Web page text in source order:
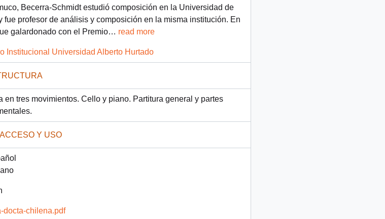
Becerra-Schmidt estudió composición en la Universidad de
fue profesor de análisis y composición en la misma institución. En
galardonado con el Premio… read more
Institucional Universidad Alberto Hurtado
en tres movimientos. Cello y piano. Partitura general y partes
Y USO
docta-chilena.pdf